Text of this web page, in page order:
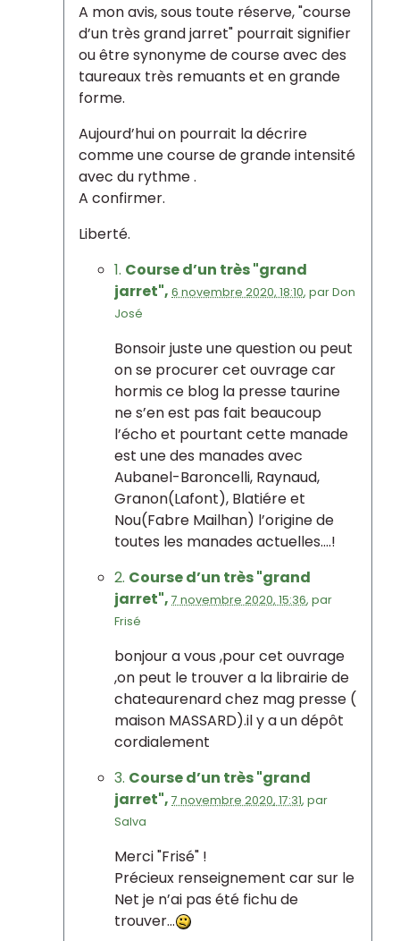
A mon avis, sous toute réserve, "course
d’un très grand jarret" pourrait signifier
ou être synonyme de course avec des
taureaux très remuants et en grande
forme.
Aujourd’hui on pourrait la décrire
comme une course de grande intensité
avec du rythme .
A confirmer.
Liberté.
1. Course d’un très "grand
jarret", 6 novembre 2020, 18:10, parDon
José
Bonsoir juste une question ou peut
on se procurer cet ouvrage car
hormis ce blog la presse taurine
ne s’en est pas fait beaucoup
l’écho et pourtant cette manade
est une des manades avec
Aubanel-Baroncelli, Raynaud,
Granon(Lafont), Blatiére et
Nou(Fabre Mailhan) l’origine de
toutes les manades actuelles....!
2. Course d’un très "grand
jarret", 7 novembre 2020, 15:36, par
Frisé
bonjour a vous ,pour cet ouvrage
,on peut le trouver a la librairie de
chateaurenard chez mag presse (
maison MASSARD).il y a un dépôt
cordialement
3. Course d’un très "grand
jarret", 7 novembre 2020, 17:31, par
Salva
Merci "Frisé" !
Précieux renseignement car sur le
Net je n’ai pas été fichu de
trouver...